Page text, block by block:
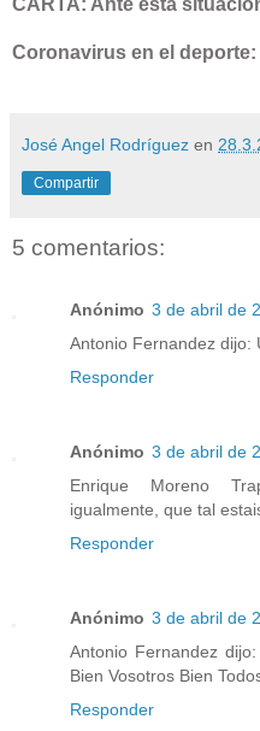
Coronavirus en el deporte:
José Angel Rodríguez en
Compartir
5 comentarios:
Anónimo 3 de abril de
Antonio Fernandez dijo:
Responder
Anónimo 3 de abril de
Enrique Moreno
igualmente, que tal
Responder
Anónimo 3 de abril de
Antonio Fernandez
Bien Vosotros Bien
Responder